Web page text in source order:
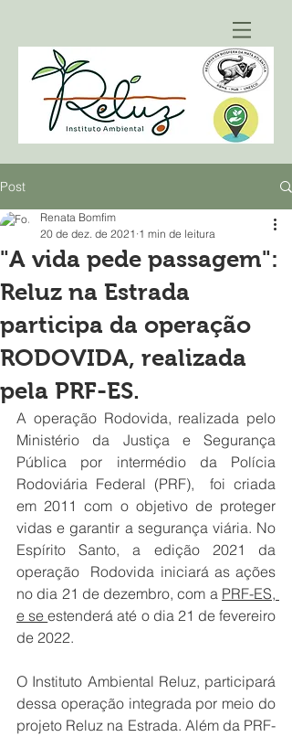
Post
"A vida pede passagem":
Reluz na Estrada
participa da operação
RODOVIDA, realizada
pela PRF-ES.
Renata Bomfim
20 de dez. de 2021 1 min de leitura
A operação Rodovida, realizada pelo
Ministério da Justiça e Segurança
Pública por intermédio da Polícia
Rodoviária Federal (PRF),  foi criada
em 2011 com o objetivo de proteger
vidas e garantir a segurança viária. No
Espírito Santo, a edição 2021 da
operação  Rodovida iniciará as ações
no dia 21 de dezembro, com a PRF-ES,
e se estenderá até o dia 21 de fevereiro
de 2022.
O Instituto Ambiental Reluz, participará
dessa operação integrada por meio do
projeto Reluz na Estrada. Além da PRF-